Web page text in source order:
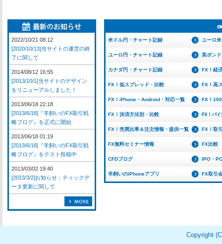
米ドル円・チャート記録 ユーロ
ユーロ円・チャート記録 英ポン
カナダ円・チャート記録 FX！経
FX！低スプレッド・比較 FX！高
FX！iPhone・Android・対応一覧 FX！
FX！決済方法別・比較 FX！バイ
FX！売買比率＆注文情報・提供一覧 FX！取
FX無料セミナー情報 FX比較
CFDブログ IPO・
羊飼いのiPhoneアプリ FX取引
2022/10/21 08:12
[2020/10/13]当サイトの運営の終
了に関して
2014/08/12 16:55
[2013/10/1]当サイトのデザイン
をリニューアルしました！
2013/06/18 22:18
[2013/6/18]『羊飼いのFX取引戦
略ブログ』を正式に開始
2013/06/18 01:19
[2013/6/18]『羊飼いのFX取引戦
略ブログ』をテスト投稿中
2013/03/02 19:40
[2013/3/2]お知らせ：ティックデ
ータ更新に関して
Copyright